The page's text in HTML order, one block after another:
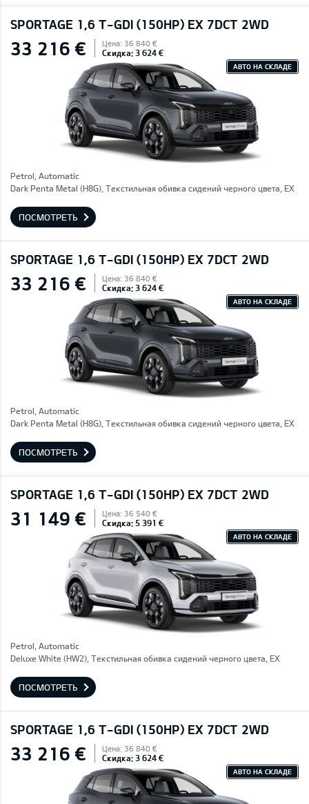
SPORTAGE 1,6 T-GDI (150HP) EX 7DCT 2WD
33 216 € Цена: 36 840 €
Скидка: 3 624 €
АВТО НА СКЛАДЕ
Petrol, Automatic
Dark Penta Metal (H8G), Текстильная обивка сидений черного цвета, EX
ПОСМОТРЕТЬ
SPORTAGE 1,6 T-GDI (150HP) EX 7DCT 2WD
33 216 € Цена: 36 840 €
Скидка: 3 624 €
АВТО НА СКЛАДЕ
Petrol, Automatic
Dark Penta Metal (H8G), Текстильная обивка сидений черного цвета, EX
ПОСМОТРЕТЬ
SPORTAGE 1,6 T-GDI (150HP) EX 7DCT 2WD
31 149 € Цена: 36 540 €
Скидка: 5 391 €
АВТО НА СКЛАДЕ
Petrol, Automatic
Deluxe White (HW2), Текстильная обивка сидений черного цвета, EX
ПОСМОТРЕТЬ
SPORTAGE 1,6 T-GDI (150HP) EX 7DCT 2WD
33 216 € Цена: 36 840 €
Скидка: 3 624 €
АВТО НА СКЛАДЕ